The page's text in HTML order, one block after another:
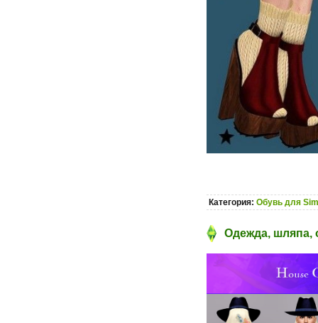
Категория: Обувь для
Одежда, шляпа,